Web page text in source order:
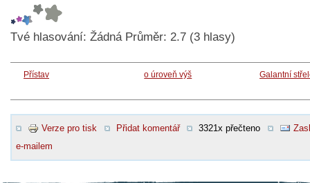
Tvé hlasování: Žádná Průměr: 2.7 (3 hlasy)
Přístav o úroveň výš Galantní
Verze pro tisk Přidat komentář 3321x přečteno
e-mailem